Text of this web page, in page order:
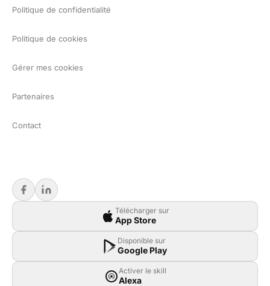
Politique de confidentialité
Politique de cookies
Gérer mes cookies
Partenaires
Contact
Télécharger sur
App Store
Disponible sur
Google Play
Activer le skill
Alexa